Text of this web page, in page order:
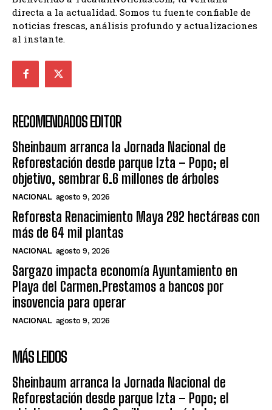
directa a la actualidad. Somos tu fuente confiable de
noticias frescas, análisis profundo y actualizaciones
al instante.
RECOMENDADOS EDITOR
Sheinbaum arranca la Jornada Nacional de
Reforestación desde parque Izta – Popo; el
objetivo, sembrar 6.6 millones de árboles
NACIONAL agosto 9, 2026
Reforesta Renacimiento Maya 292 hectáreas con
más de 64 mil plantas
NACIONAL agosto 9, 2026
Sargazo impacta economía Ayuntamiento en
Playa del Carmen.Prestamos a bancos por
insovencia para operar
NACIONAL agosto 9, 2026
MÁS LEIDOS
Sheinbaum arranca la Jornada Nacional de
Reforestación desde parque Izta – Popo; el